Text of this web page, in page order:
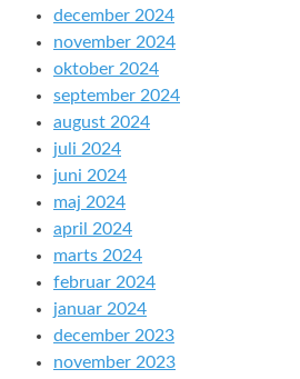
december 2024
november 2024
oktober 2024
september 2024
august 2024
juli 2024
juni 2024
maj 2024
april 2024
marts 2024
februar 2024
januar 2024
december 2023
november 2023